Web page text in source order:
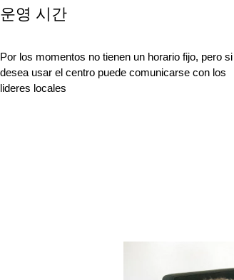
운영 시간
Por los momentos no tienen un horario fijo, pero si
desea usar el centro puede comunicarse con los
lideres locales